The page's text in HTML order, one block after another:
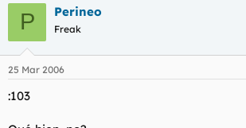
a
P Perineo
Freak
25 Mar 2006
:103